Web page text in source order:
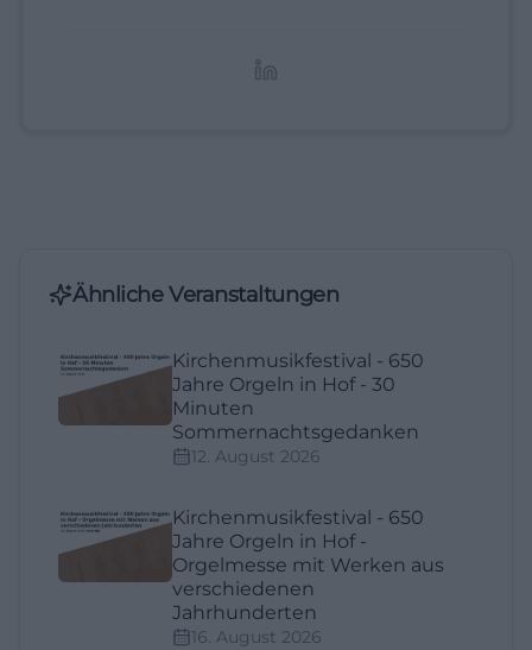
Ähnliche Veranstaltungen
Kirchenmusikfestival - 650
Jahre Orgeln in Hof - 30
Minuten
Sommernachtsgedanken
12. August 2026
Kirchenmusikfestival - 650
Jahre Orgeln in Hof -
Orgelmesse mit Werken aus
verschiedenen
Jahrhunderten
16. August 2026